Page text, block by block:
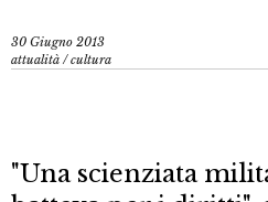
30 Giugno 2013
attualità /cultura
"Una scienziata